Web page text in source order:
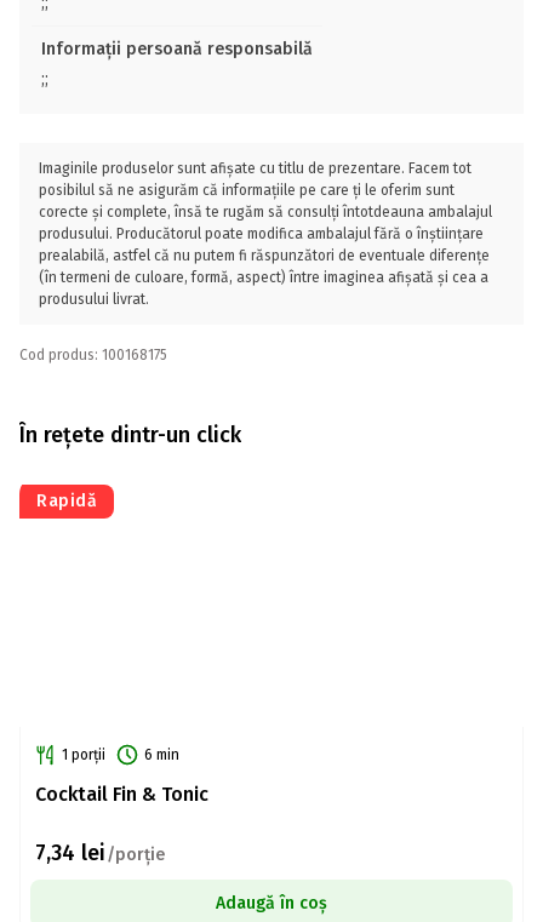
Informații persoană responsabilă
;;
Imaginile produselor sunt afișate cu titlu de prezentare. Facem tot
posibilul să ne asigurăm că informațiile pe care ți le oferim sunt
corecte și complete, însă te rugăm să consulți întotdeauna ambalajul
produsului. Producătorul poate modifica ambalajul fără o înștiințare
prealabilă, astfel că nu putem fi răspunzători de eventuale diferențe
(în termeni de culoare, formă, aspect) între imaginea afișată și cea a
produsului livrat.
Cod produs: 100168175
În rețete dintr-un click
Rapidă
1 porții 6 min
Cocktail Fin & Tonic
7,34 lei/porție
Adaugă în coș